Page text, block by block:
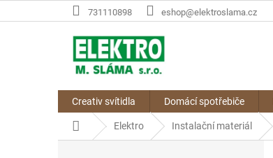
na
731110898 eshop@elektroslama.cz
Creativ svítidla Domácí spotřebiče
Domů Elektro Instalační materiál